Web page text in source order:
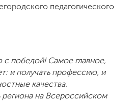
педагогического
победой! Самое главное,
и получать профессию, и
качества.
региона на Всероссийском